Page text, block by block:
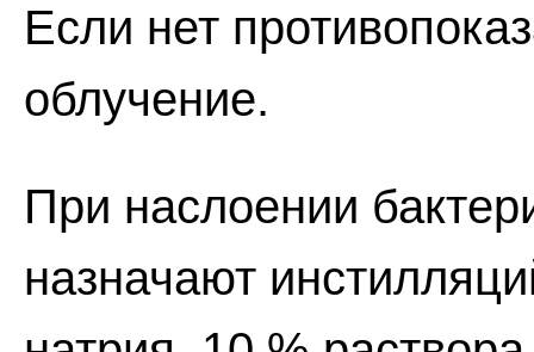
Если нет
облучение.
При наслоении
назначают